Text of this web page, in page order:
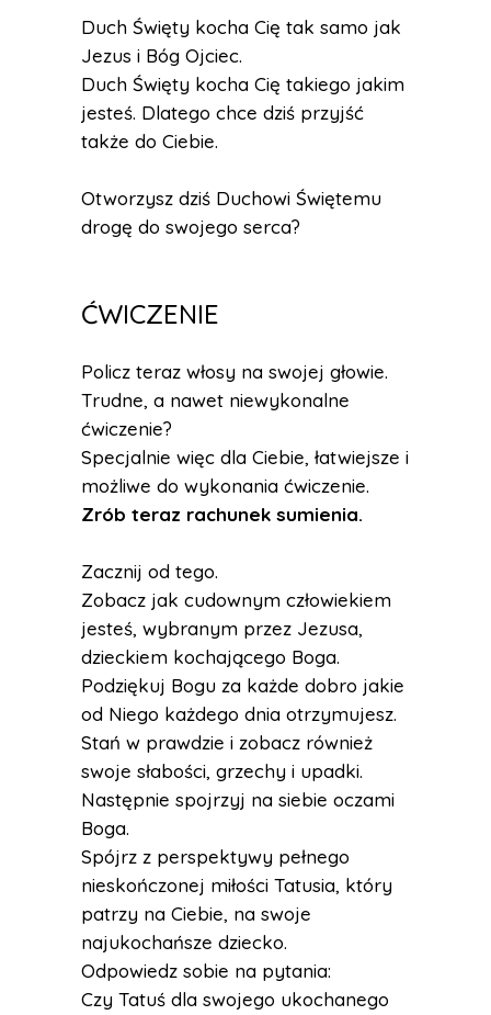
Duch Święty kocha Cię tak samo jak
Jezus i Bóg Ojciec.
Duch Święty kocha Cię takiego jakim
jesteś. Dlatego chce dziś przyjść
także do Ciebie.
Otworzysz dziś Duchowi Świętemu
drogę do swojego serca?
ĆWICZENIE
Policz teraz włosy na swojej głowie.
Trudne, a nawet niewykonalne
ćwiczenie?
Specjalnie więc dla Ciebie, łatwiejsze i
możliwe do wykonania ćwiczenie.
Zrób teraz rachunek sumienia.
Zacznij od tego.
Zobacz jak cudownym człowiekiem
jesteś, wybranym przez Jezusa,
dzieckiem kochającego Boga.
Podziękuj Bogu za każde dobro jakie
od Niego każdego dnia otrzymujesz.
Stań w prawdzie i zobacz również
swoje słabości, grzechy i upadki.
Następnie spojrzyj na siebie oczami
Boga.
Spójrz z perspektywy pełnego
nieskończonej miłości Tatusia, który
patrzy na Ciebie, na swoje
najukochańsze dziecko.
Odpowiedz sobie na pytania:
Czy Tatuś dla swojego ukochanego